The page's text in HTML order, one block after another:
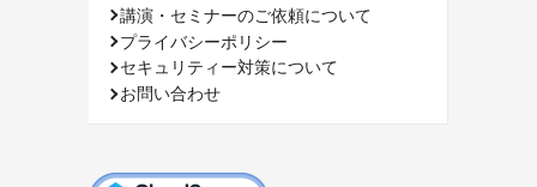
講演・セミナーのご依頼について
プライバシーポリシー
セキュリティー対策について
お問い合わせ